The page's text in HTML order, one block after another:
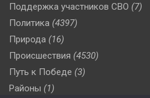
Поддержка участников СВО (7)
Политика (4397)
Природа (16)
Происшествия (4530)
Путь к Победе (3)
Районы (1)